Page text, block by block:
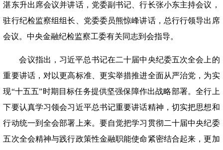
湛东升出席会议并讲话，党委副书记、行长张小东主持会议，
驻行纪检监察组组长、党委委员熊惊峰讲话，总行行领导出席
会议。中央金融纪检监察工委有关同志到会指导。
会议指出，习近平总书记在二十届中央纪委五次全会上的
重要讲话，对以更高标准、更实举措推进全面从严治党，为实
现“十五五”时期目标任务提供坚强保障作出战略部署。全行上
下要认真学习领会习近平总书记重要讲话精神，切实把思想和
行动统一到全会部署上来。要自觉把学习贯彻二十届中央纪委
五次全会精神与践行政策性金融职能使命紧密结合起来，更加